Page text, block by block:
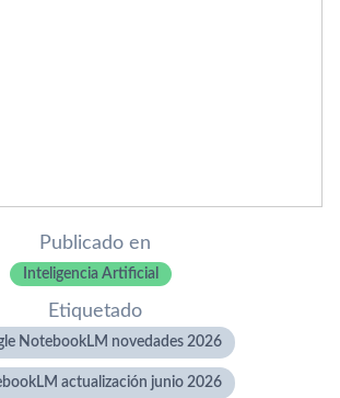
Publicado en
Inteligencia Artificial
Etiquetado
NotebookLM novedades 2026
actualización junio 2026